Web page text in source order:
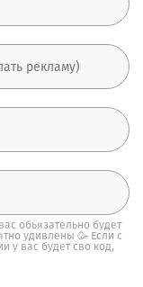
обьязательно будет
удивлены 🥳 Если с
у вас будет сво код,